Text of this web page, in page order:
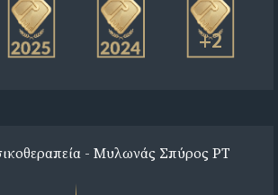
+2
- Μυλωνάς Σπύρος PT